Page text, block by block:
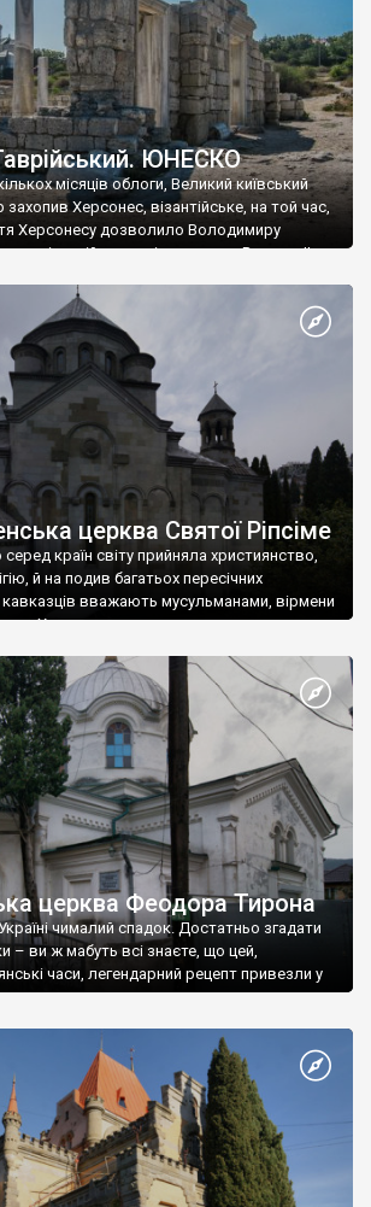
ЮНЕСКО
місяців облоги, Великий київський
Херсонес, візантійське, на той час,
Херсонесу дозволило Володимиру
візантійському імператору Василю ІІ, та
язичник, став Василем-християнином.
Русі. На честь Херсонесу Таврійського
церква Святої Ріпсіме
країн світу прийняла християнство,
й на подив багатьох пересічних
кавказців вважають мусульманами, вірмени
Христа
церква Феодора Тирона
чималий спадок. Достатньо згадати
– ви ж мабуть всі знаєте, що цей,
часи, легендарний рецепт привезли у